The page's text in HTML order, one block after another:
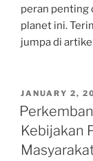
peran penting
planet ini.
jumpa di
POSTED
ON
JANUARY 2,
Kebijakan